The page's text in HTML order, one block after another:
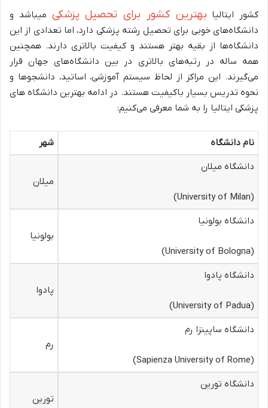
کشور ایتالیا بهترین کشور برای تحصیل پزشکی میباشد و
دانشگاه‌های خوبی برای تحصیل رشته پزشکی دارد، اما تعدادی از این
دانشگاه‌ها از بقیه بهتر هستند و کیفیت بالاتری دارند. همچنین
همه ساله در رتبه‌های بالاتری در بین دانشگاه‌های جهان قرار
می‌گیرند. این مراکز از لحاظ سیستم آموزشی، اساتید، دانشجوها و
نحوه تدریس بسیار باکیفیت هستند. در ادامه بهترین دانشگاه های
پزشکی ایتالیا را به شما معرفی می‌کنیم:
نام دانشگاه
شهر
دانشگاه میلان
(University of Milan)
میلان
دانشگاه بولونیا
(University of Bologna)
بولونیا
دانشگاه پادوا
(University of Padua)
پادوا
دانشگاه ساپینزا رم
(Sapienza University of Rome)
رم
دانشگاه تورین
تورین